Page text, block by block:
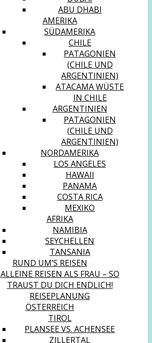
ABU DHABI
AMERIKA
SÜDAMERIKA
CHILE
PATAGONIEN
(CHILE UND
ARGENTINIEN)
ATACAMA WÜSTE
IN CHILE
ARGENTINIEN
PATAGONIEN
(CHILE UND
ARGENTINIEN)
NORDAMERIKA
LOS ANGELES
HAWAII
PANAMA
COSTA RICA
MEXIKO
AFRIKA
NAMIBIA
SEYCHELLEN
TANSANIA
RUND UM’S REISEN
ALLEINE REISEN ALS FRAU – SO
TRAUST DU DICH ENDLICH!
REISEPLANUNG
ÖSTERREICH
TIROL
PLANSEE VS. ACHENSEE
ZILLERTAL